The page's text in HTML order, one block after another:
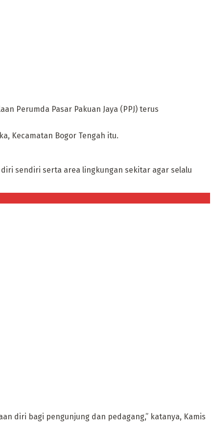
Perumda Pasar Pakuan Jaya (PPJ) terus
Kecamatan Bogor Tengah itu.
sendiri serta area lingkungan sekitar agar selalu
diri bagi pengunjung dan pedagang,” katanya, Kamis